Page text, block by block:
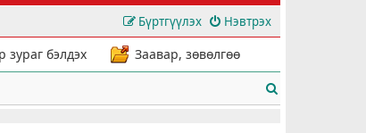
Нэвтрэх
Бүртгүүлэх
зураг бэлдэх Заавар, зөвөлгөө